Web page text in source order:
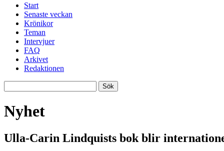
Start
Senaste veckan
Krönikor
Teman
Intervjuer
FAQ
Arkivet
Redaktionen
Nyhet
Ulla-Carin Lindquists bok blir